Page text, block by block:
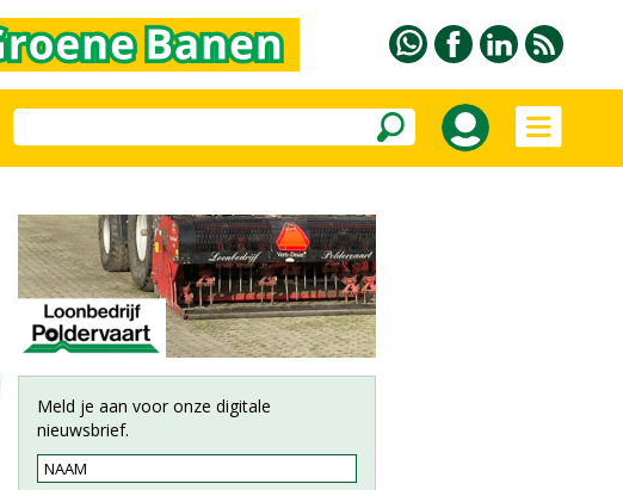
Meld je aan voor onze digitale
nieuwsbrief.